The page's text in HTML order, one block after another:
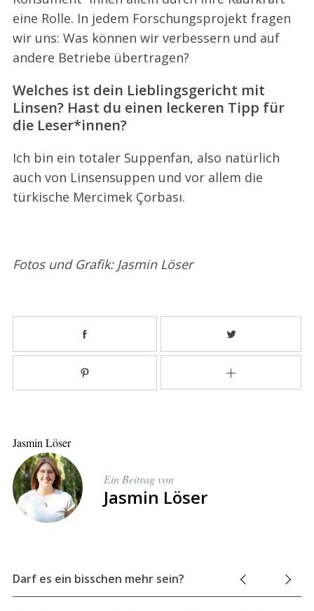
eine Rolle. In jedem Forschungsprojekt fragen
wir uns: Was können wir verbessern und auf
andere Betriebe übertragen?
Welches ist dein Lieblingsgericht mit
Linsen? Hast du einen leckeren Tipp für
die Leser*innen?
Ich bin ein totaler Suppenfan, also natürlich
auch von Linsensuppen und vor allem die
türkische Mercimek Çorbası.
Fotos und Grafik: Jasmin Löser
Jasmin Löser
Ein Beitrag von
Jasmin Löser
Darf es ein bisschen mehr sein?